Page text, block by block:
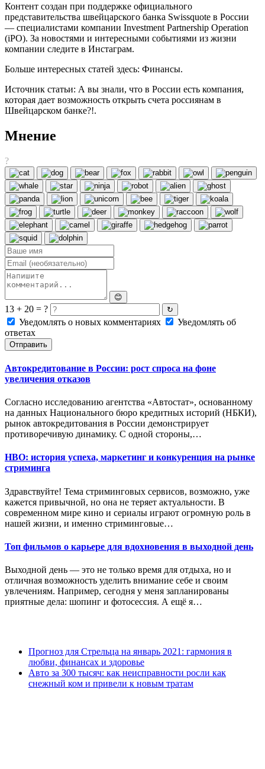
Контент создан при поддержке официального
представительства швейцарского банка Swissquote в России
— специалистами компании Investment Partnership Operation
(iPO). За новостями и интересными событиями из жизни
компании следите в Инстаграм.
Больше интересных статей здесь: Финансы.
Источник статьи: А вы знали, что в России есть компания,
которая дает возможность открыть счета россиянам в
Швейцарском банке?!.
Мнение
?
😊
13 + 20 = ? ↻
Уведомлять о новых комментариях
Уведомлять об
ответах
Отправить
Автокредитование в России: рост спроса на фоне
увеличения отказов
Согласно исследованию агентства «Автостат», основанному
на данных Национального бюро кредитных историй (НБКИ),
рынок автокредитования в России демонстрирует
противоречивую динамику. С одной стороны,…
HBO: история успеха, маркетинг и конкуренция на рынке
стриминга
Здравствуйте! Тема стриминговых сервисов, возможно, уже
кажется привычной, но она не теряет актуальности. В
современном мире кино и сериалы играют огромную роль в
нашей жизни, и именно стриминговые…
Топ фильмов о карьере для вдохновения в выходной день
Выходной день — это не только время для отдыха, но и
отличная возможность уделить внимание себе и своим
увлечениям. Например, сегодня у меня запланированы
приятные дела: шопинг и фотосессия. А ещё я…
Прогноз для Стрельца на январь 2021: гармония в
любви, финансах и здоровье
Авто за 300 тысяч: как неисправности росли как
снежный ком и привели к новым тратам